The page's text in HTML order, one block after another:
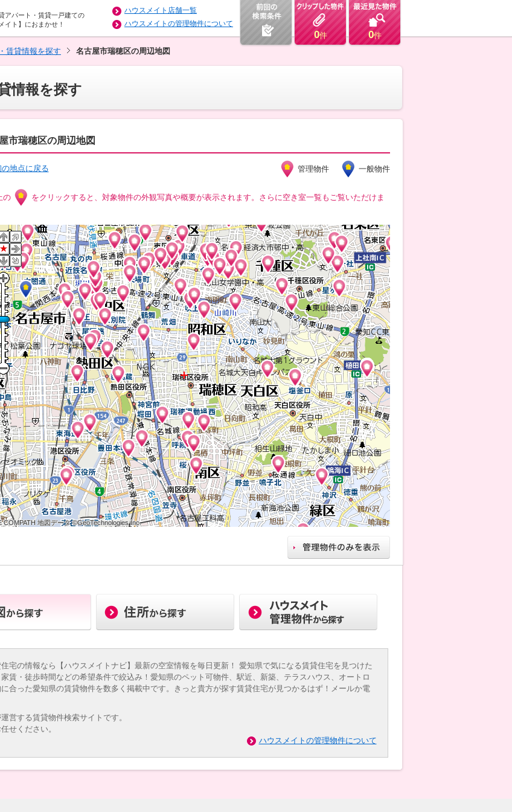
アパート・賃貸一戸建ての
イト】におまかせ！
ハウスメイト店舗一覧
ハウスメイトの管理物件について
0件 0件
賃貸情報を探す 名古屋市瑞穂区の周辺地図
情報を探す
市瑞穂区の周辺地図
の地点に戻る 管理物件 一般物件
の
をクリックすると、対象物件の外観写真や概要が表示されます。さらに空き室一覧もご覧いただけま
COMPATH 地図データ ©GeoTechnologies Inc.
COMPATH 地図データ ©GeoTechnologies Inc.
COMPATH 地図データ ©GeoTechnologies Inc.
COMPATH 地図データ ©GeoTechnologies Inc.
COMPATH 地図データ ©GeoTechnologies Inc.
COMPATH 地図データ ©GeoTechnologies Inc.
COMPATH 地図データ ©GeoTechnologies Inc.
COMPATH 地図データ ©GeoTechnologies Inc.
COMPATH 地図データ ©GeoTechnologies Inc.
宅の情報なら【ハウスメイトナビ】最新の空室情報を毎日更新！ 愛知県で気になる賃貸住宅を見つけた
賃・徒歩時間などの希望条件で絞込み！愛知県のペット可物件、駅近、新築、テラスハウス、オートロ
合った愛知県の賃貸物件を数多く掲載中です。きっと貴方が探す賃貸住宅が見つかるはず！メールか電
営する賃貸物件検索サイトです。
せください。
ハウスメイトの管理物件について